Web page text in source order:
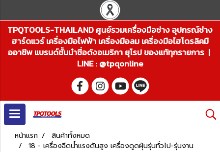
TPQTOOLS-THAILAND ศูนย์รวมเครื่องมือช่าง อุปกรณ์ช่าง
ฮาร์ดแวร์ เครื่องมือไฟฟ้า เครื่องมือลม เครื่องมือไฮโดรลิคมื
ออาชีพ แบรนด์ชั้นนำชื่อดังอเมริกา ยุโรป ของแท้ทุกรายการ |
LINE : @tpqonline
หน้าแรก
สินค้าทั้งหมด
18 - เครื่องฉีดน้ำแรงดันสูง เครื่องดูดฝุ่นรุ่นทั่วไป-รุ่นงาน